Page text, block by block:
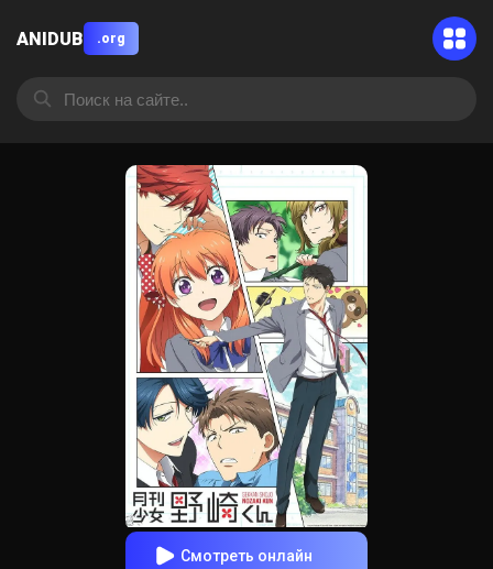
ANIDUB .org
Смотреть онлайн